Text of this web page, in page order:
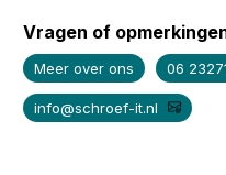
Vragen of
Meer over ons 06
info@schroef-it.nl